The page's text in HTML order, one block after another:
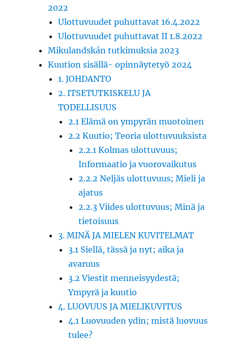
2022
Ulottuvuudet puhuttavat 16.4.2022
Ulottuvuudet puhuttavat II 1.8.2022
Mikulandskán tutkimuksia 2023
Kuution sisällä- opinnäytetyö 2024
1. JOHDANTO
2. ITSETUTKISKELU JA
TODELLISUUS
2.1 Elämä on ympyrän muotoinen
2.2 Kuutio; Teoria ulottuvuuksista
2.2.1 Kolmas ulottuvuus;
Informaatio ja vuorovaikutus
2.2.2 Neljäs ulottuvuus; Mieli ja
ajatus
2.2.3 Viides ulottuvuus; Minä ja
tietoisuus
3. MINÄ JA MIELEN KUVITELMAT
3.1 Siellä, tässä ja nyt; aika ja
avaruus
3.2 Viestit menneisyydestä;
Ympyrä ja kuutio
4. LUOVUUS JA MIELIKUVITUS
4.1 Luovuuden ydin; mistä luovuus
tulee?